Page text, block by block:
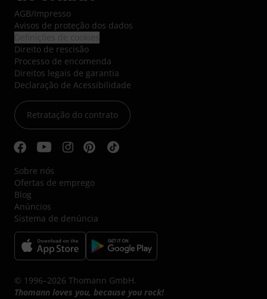
AGB/Impresso
Avisos de proteção dos dados
Direito de rescisão
Processo de encomenda
Direitos legais de garantia
Declaração de Acessibilidade
Retratação do contrato
Sobre nós
Ofertas de emprego
Blog
Anúncios
Sistema de denúncia
© 1996–2026 Thomann GmbH.
Thomann loves you, because you rock!